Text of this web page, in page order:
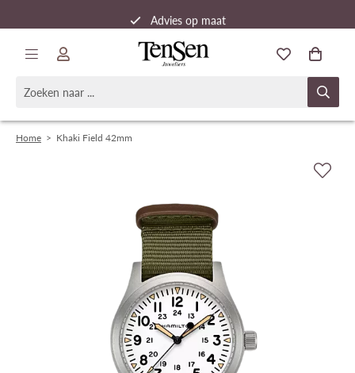
Advies op maat
Snelle verzending
Home > Khaki Field 42mm